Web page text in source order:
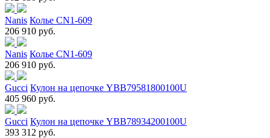
Nanis Колье CN1-609
206 910 руб.
Nanis Колье CN1-609
206 910 руб.
Gucci Кулон на цепочке YBB79581800100U
405 960 руб.
Gucci Кулон на цепочке YBB78934200100U
393 312 руб.